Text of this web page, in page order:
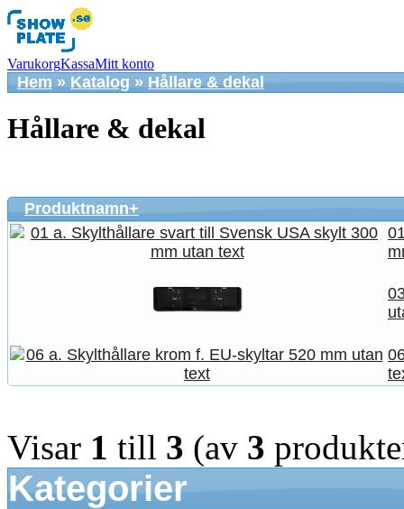
VarukorgKassaMitt konto
Hem » Katalog » Hållare & dekal
Hållare & dekal
Produktnamn+
Visar 1 till 3 (av 3
Kategorier